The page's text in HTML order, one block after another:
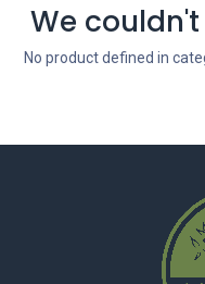
We
No product defined in